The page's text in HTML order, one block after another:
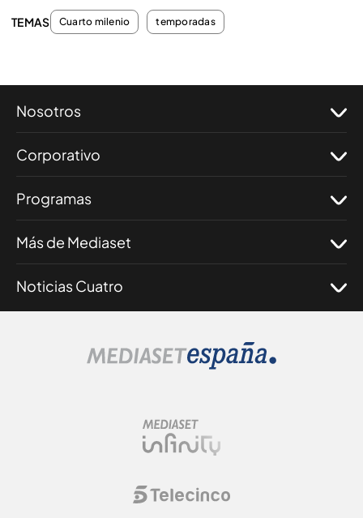
TEMAS Cuarto milenio temporadas
Nosotros
Corporativo
Programas
Más de Mediaset
Noticias Cuatro